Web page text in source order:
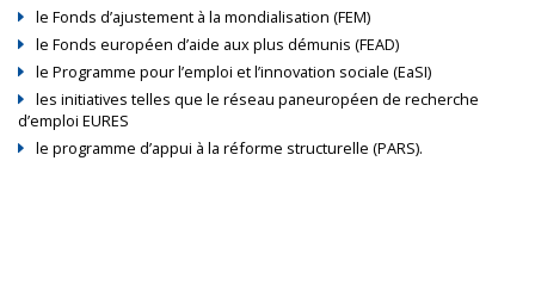
le Fonds d’ajustement à la mondialisation (FEM)
le Fonds européen d’aide aux plus démunis (FEAD)
le Programme pour l’emploi et l’innovation sociale (EaSI)
les initiatives telles que le réseau paneuropéen de recherche
d’emploi EURES
le programme d’appui à la réforme structurelle (PARS).